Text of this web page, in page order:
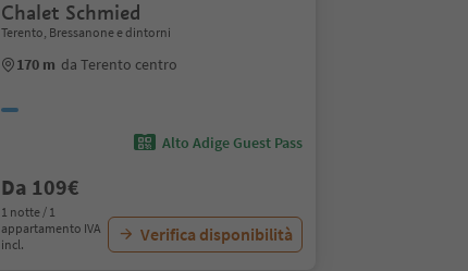
Chalet Schmied
Terento, Bressanone e dintorni
170 m da Terento centro
Alto Adige Guest Pass
Da 109€
1 notte / 1
appartamento IVA
incl.
Verifica disponibilità